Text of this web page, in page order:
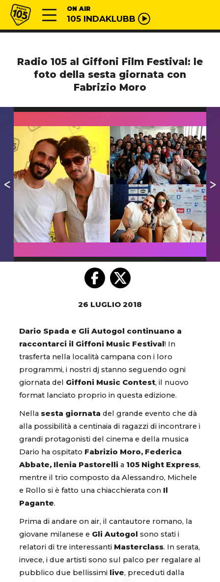
Vai al contenuto
Radio 105 ON AIR
105 INDAKLUBB
Radio 105 al Giffoni Film Festival: le
foto della sesta giornata con
Fabrizio Moro
26 LUGLIO 2018
Dario Spada e Gli Autogol continuano a
raccontarci il Giffoni Music Festival! In
trasferta nella località campana con i loro
programmi, i nostri dj stanno seguendo ogni
giornata del Giffoni Music Contest, il nuovo
format lanciato proprio in questa edizione.
Nella sesta giornata del grande evento che dà
alla possibilità a centinaia di ragazzi di incontrare i
grandi protagonisti del cinema e della musica
Dario ha ospitato Fabrizio Moro, Federica
Abbate, Ilenia Pastorelli a 105 Night Express,
mentre il trio composto da Alessandro, Michele
e Rollo si è fatto una chiacchierata con Il
Pagante.
Prima di andare on air, il cantautore romano, la
giovane milanese e Gli Autogol sono stati i
relatori di tre interessanti Masterclass. In serata,
invece, i due artisti sono sul palco per regalare al
pubblico due bellissimi live, preceduti dalla